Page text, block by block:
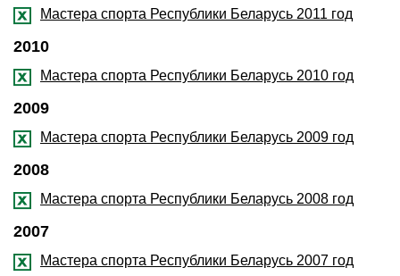
Мастера спорта Республики Беларусь 2011 год
2010
Мастера спорта Республики Беларусь 2010 год
2009
Мастера спорта Республики Беларусь 2009 год
2008
Мастера спорта Республики Беларусь 2008 год
2007
Мастера спорта Республики Беларусь 2007 год